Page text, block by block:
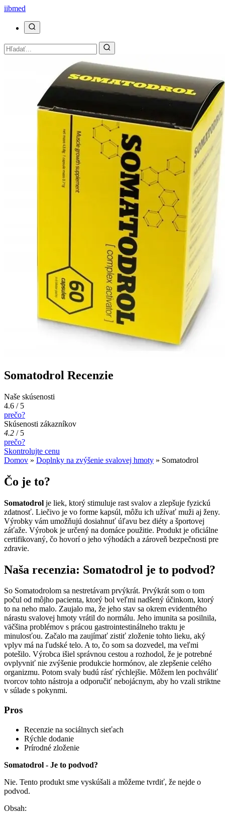
iibmed
Somatodrol Recenzie
Naše skúsenosti
4.6 / 5
prečo?
Skúsenosti zákazníkov
4.2 / 5
prečo?
Skontrolujte cenu
Domov » Doplnky na zvýšenie svalovej hmoty » Somatodrol
Čo je to?
Somatodrol je liek, ktorý stimuluje rast svalov a zlepšuje fyzickú
zdatnosť. Liečivo je vo forme kapsúl, môžu ich užívať muži aj ženy.
Výrobky vám umožňujú dosiahnuť úľavu bez diéty a športovej
záťaže. Výrobok je určený na domáce použitie. Produkt je oficiálne
certifikovaný, čo hovorí o jeho výhodách a zároveň bezpečnosti pre
zdravie.
Naša recenzia: Somatodrol je to podvod?
So Somatodrolom sa nestretávam prvýkrát. Prvýkrát som o tom
počul od môjho pacienta, ktorý bol veľmi nadšený účinkom, ktorý
to na neho malo. Zaujalo ma, že jeho stav sa okrem evidentného
nárastu svalovej hmoty vrátil do normálu. Jeho imunita sa posilnila,
väčšina problémov s prácou gastrointestinálneho traktu je
minulosťou. Začalo ma zaujímať zistiť zloženie tohto lieku, aký
vplyv má na ľudské telo. A to, čo som sa dozvedel, ma veľmi
potešilo. Výrobca išiel správnou cestou a rozhodol, že je potrebné
ovplyvniť nie zvýšenie produkcie hormónov, ale zlepšenie celého
organizmu. Potom svaly budú rásť rýchlejšie. Môžem len pochváliť
tvorcov tohto nástroja a odporučiť nebojácnym, aby ho vzali striktne
v súlade s pokynmi.
Pros
Recenzie na sociálnych sieťach
Rýchle dodanie
Prírodné zloženie
Somatodrol - Je to podvod?
Nie. Tento produkt sme vyskúšali a môžeme tvrdiť, že nejde o
podvod.
Obsah: